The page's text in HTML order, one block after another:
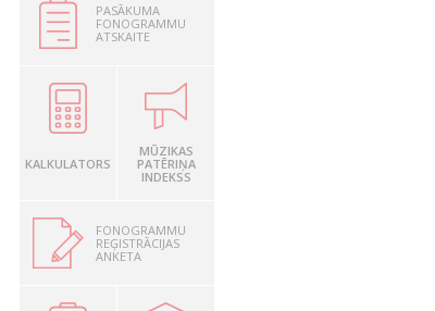
PASĀKUMA
FONOGRAMMU
ATSKAITE
KALKULATORS
MŪZIKAS
PATĒRIŅA
INDEKSS
FONOGRAMMU
REĢISTRĀCIJAS
ANKETA